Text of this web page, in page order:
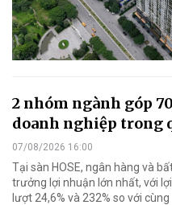
2 nhóm ngành góp
doanh nghiệp trong
07/08/2026 16:00
Tại sàn HOSE, ngân hàng và
trưởng lợi nhuận lớn nhất, với
lượt 24,6% và 232% so với cùng